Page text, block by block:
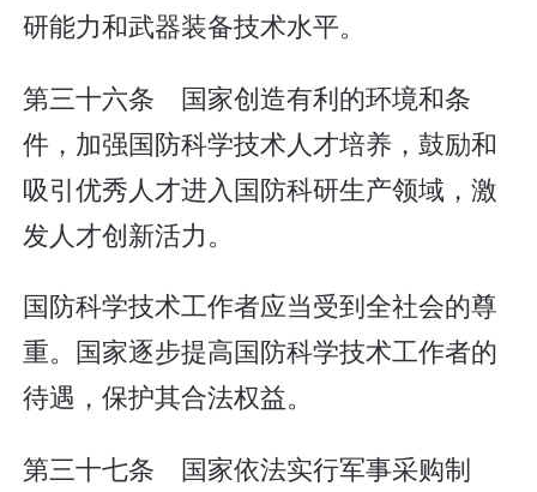
研能力和武器装备技术水平。
第三十六条 国家创造有利的环境和条
件，加强国防科学技术人才培养，鼓励和
吸引优秀人才进入国防科研生产领域，激
发人才创新活力。
国防科学技术工作者应当受到全社会的尊
重。国家逐步提高国防科学技术工作者的
待遇，保护其合法权益。
第三十七条 国家依法实行军事采购制